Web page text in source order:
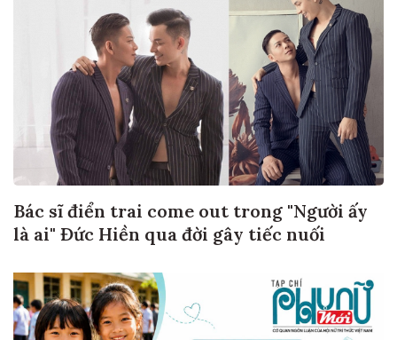
Bác sĩ điển trai come out trong "Người ấy
là ai" Đức Hiền qua đời gây tiếc nuối